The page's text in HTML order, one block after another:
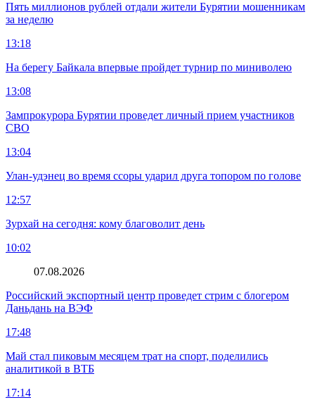
Пять миллионов рублей отдали жители Бурятии мошенникам
за неделю
13:18
На берегу Байкала впервые пройдет турнир по миниволею
13:08
Зампрокурора Бурятии проведет личный прием участников
СВО
13:04
Улан-удэнец во время ссоры ударил друга топором по голове
12:57
Зурхай на сегодня: кому благоволит день
10:02
07.08.2026
Российский экспортный центр проведет стрим с блогером
Даньдань на ВЭФ
17:48
Май стал пиковым месяцем трат на спорт, поделились
аналитикой в ВТБ
17:14